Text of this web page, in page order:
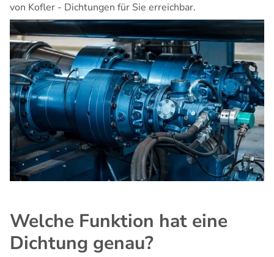
von Kofler - Dichtungen für Sie erreichbar.
Welche Funktion hat eine
Dichtung genau?